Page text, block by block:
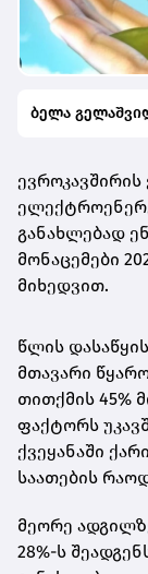
ბელა
განახლებად
მონაცემები
მიხედვით.
წლის
მთავარი
თითქმის 45%
ფაქტორს
ქვეყანაში
საათების
მეორე
28%-ს